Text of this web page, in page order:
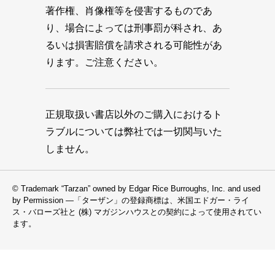
著作権、肖像権等を侵害するものであ
り、場合によっては刑事罰が科され、あ
るいは損害賠償を請求される可能性があ
ります。ご注意ください。
正規取扱い書店以外のご購入におけるト
ラブルについては弊社では一切関与いた
しません。
© Trademark “Tarzan” owned by Edgar Rice Burroughs, Inc. and used
by Permission —「ターザン」の登録商標は、米国エドガー・ライ
ス・バローズ社と (株) マガジンハウスとの契約によって使用されてい
ます。